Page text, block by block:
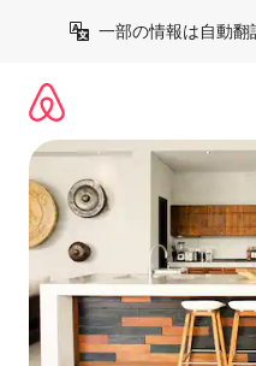
一部の情報は自動翻